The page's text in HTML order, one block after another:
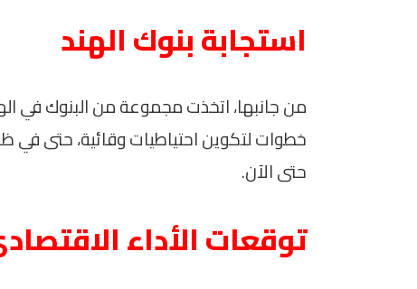
استجابة بنوك الهند
خطوات لتكوين احتياطيات وقائية، حتى
حتى الآن.
توقعات الأداء